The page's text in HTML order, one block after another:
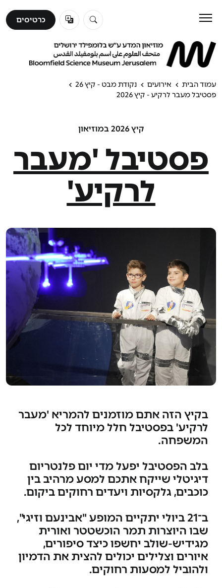
לבקר
ללמוד
אודות
כרטיסים
עמוד הבית אירועים
נקודת מבט - קיץ 26
פסטיבל מעבר לרקיע - קיץ 2026
קיץ 2026 במוזיאון
פסטיבל 'מעבר
לרקיע'
בקיץ הזה אתם מוזמנים להמריא 'מעבר
לרקיע' בפסטיבל חלל מיוחד לכל
המשפחה.
בלב הפסטיבל יפעל מדי יום פלנטריום
דיגיטלי שייקח אתכם למסע מרהיב בין
כוכבים, גלקסיות ויעדים רחוקים ביקום.
ב־21 ביולי יתקיים המופע "אבינעם וזיגי",
שבו היוצרות תמר הוכשטטר ואורית
מגידיש-שולב יחשפו כיצד סיפורים,
איורים וצלילים יכולים להצית את הדמיון
ולהוביל למסעות רחוקים.